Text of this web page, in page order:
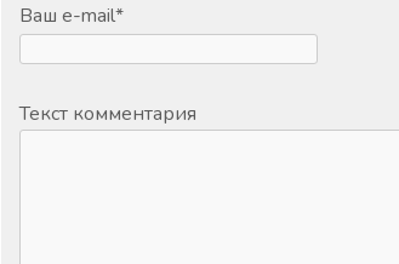
Ваш e-mail*
Текст комментария